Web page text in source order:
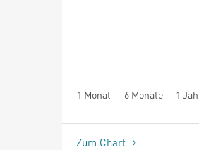
1 Monat 6 Monate 1
seit Beginn
Zum Chart